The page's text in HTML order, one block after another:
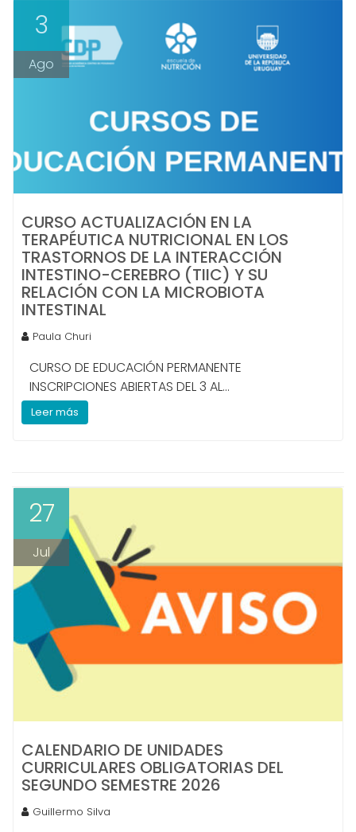
3
Ago
CURSO ACTUALIZACIÓN EN LA
TERAPÉUTICA NUTRICIONAL EN LOS
TRASTORNOS DE LA INTERACCIÓN
INTESTINO-CEREBRO (TIIC) Y SU
RELACIÓN CON LA MICROBIOTA
INTESTINAL
Paula Churi
CURSO DE EDUCACIÓN PERMANENTE
INSCRIPCIONES ABIERTAS DEL 3 AL...
Leer más
27
Jul
CALENDARIO DE UNIDADES
CURRICULARES OBLIGATORIAS DEL
SEGUNDO SEMESTRE 2026
Guillermo Silva